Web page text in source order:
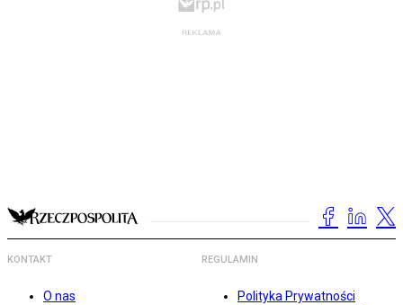
KONTAKT
O nas
REGULAMIN
Polityka Prywatności